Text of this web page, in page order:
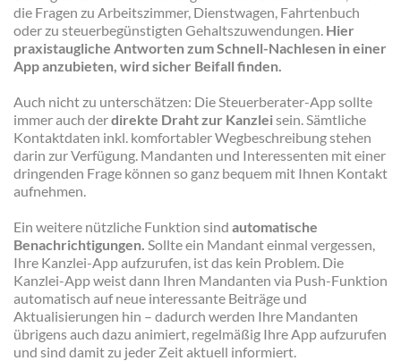
die Fragen zu Arbeitszimmer, Dienstwagen, Fahrtenbuch
oder zu steuerbegünstigten Gehaltszuwendungen. Hier
praxistaugliche Antworten zum Schnell-Nachlesen in einer
App anzubieten, wird sicher Beifall finden.
Auch nicht zu unterschätzen: Die Steuerberater-App sollte
immer auch derdirekte Draht zur Kanzleisein. Sämtliche
Kontaktdaten inkl. komfortabler Wegbeschreibung stehen
darin zur Verfügung. Mandanten und Interessenten mit einer
dringenden Frage können so ganz bequem mit Ihnen Kontakt
aufnehmen.
Ein weitere nützliche Funktion sind automatische
Benachrichtigungen. Sollte ein Mandant einmal vergessen,
Ihre Kanzlei-App aufzurufen, ist das kein Problem. Die
Kanzlei-App weist dann Ihren Mandanten via Push-Funktion
automatisch auf neue interessante Beiträge und
Aktualisierungen hin – dadurch werden Ihre Mandanten
übrigens auch dazu animiert, regelmäßig Ihre App aufzurufen
und sind damit zu jeder Zeit aktuell informiert.